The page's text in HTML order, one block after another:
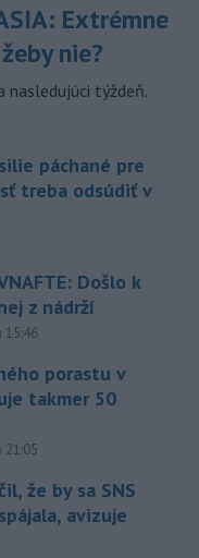
Extrémne
nie?
nasledujúci týždeň.
páchané pre
treba odsúdiť v
Došlo k
z nádrží
15:46
porastu v
takmer 50
21:05
že by sa SNS
avizuje